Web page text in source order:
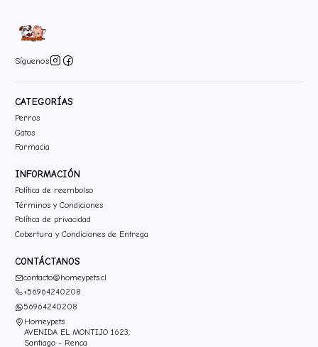
Síguenos
CATEGORÍAS
Perros
Gatos
Farmacia
INFORMACIÓN
Política de reembolso
Términos y Condiciones
Política de privacidad
Cobertura y Condiciones de Entrega
CONTÁCTANOS
contacto@homeypets.cl
+56964240208
56964240208
Homeypets
AVENIDA EL MONTIJO 1623,
Santiago - Renca